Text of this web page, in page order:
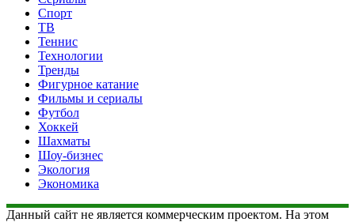
Спорт
ТВ
Теннис
Технологии
Тренды
Фигурное катание
Фильмы и сериалы
Футбол
Хоккей
Шахматы
Шоу-бизнес
Экология
Экономика
Данный сайт не является коммерческим проектом. На этом